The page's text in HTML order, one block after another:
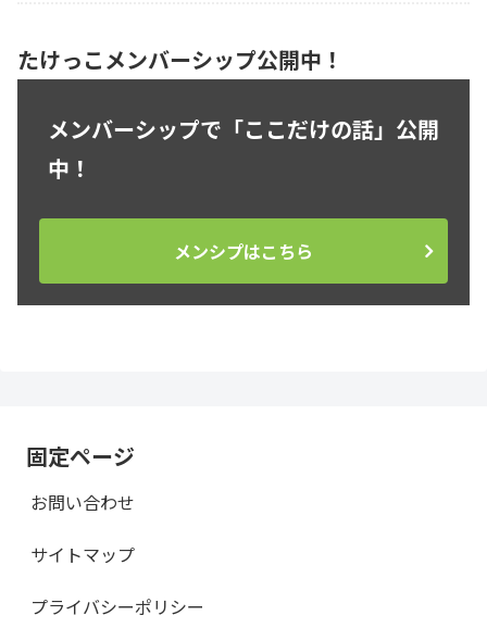
たけっこメンバーシップ公開中！
メンバーシップで「ここだけの話」公開
中！
メンシプはこちら
固定ページ
お問い合わせ
サイトマップ
プライバシーポリシー